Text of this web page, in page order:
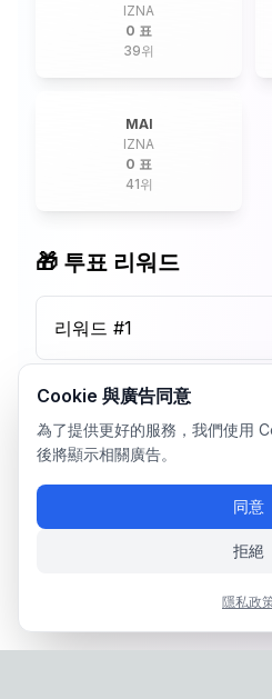
IZNA
0 표
39위
MAI
IZNA
0 표
41위
🎁 투표 리워드
리워드 #1
Cookie 與廣告同意
為了提供更好的服務，我們使用
後將顯示相關廣告。
同意
拒絕
隱私政